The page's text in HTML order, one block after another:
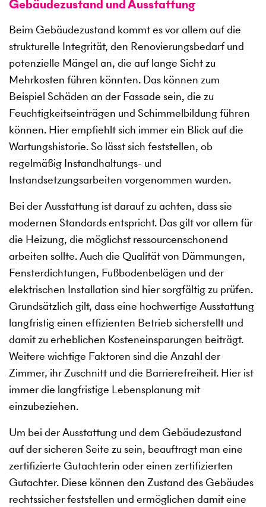
Gebäudezustand und Ausstattung
Beim Gebäudezustand kommt es vor allem auf die
strukturelle Integrität, den Renovierungsbedarf und
potenzielle Mängel an, die auf lange Sicht zu
Mehrkosten führen könnten. Das können zum
Beispiel Schäden an der Fassade sein, die zu
Feuchtigkeitseinträgen und Schimmelbildung führen
können. Hier empfiehlt sich immer ein Blick auf die
Wartungshistorie. So lässt sich feststellen, ob
regelmäßig Instandhaltungs- und
Instandsetzungsarbeiten vorgenommen wurden.
Bei der Ausstattung ist darauf zu achten, dass sie
modernen Standards entspricht. Das gilt vor allem für
die Heizung, die möglichst ressourcenschonend
arbeiten sollte. Auch die Qualität von Dämmungen,
Fensterdichtungen, Fußbodenbelägen und der
elektrischen Installation sind hier sorgfältig zu prüfen.
Grundsätzlich gilt, dass eine hochwertige Ausstattung
langfristig einen effizienten Betrieb sicherstellt und
damit zu erheblichen Kosteneinsparungen beiträgt.
Weitere wichtige Faktoren sind die Anzahl der
Zimmer, ihr Zuschnitt und die Barrierefreiheit. Hier ist
immer die langfristige Lebensplanung mit
einzubeziehen.
Um bei der Ausstattung und dem Gebäudezustand
auf der sicheren Seite zu sein, beauftragt man eine
zertifizierte Gutachterin oder einen zertifizierten
Gutachter. Diese können den Zustand des Gebäudes
rechtssicher feststellen und ermöglichen damit eine